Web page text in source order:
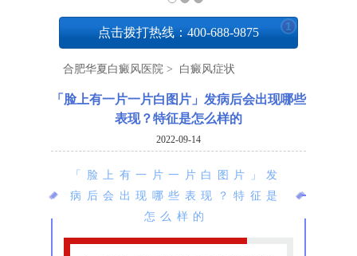
点击拨打热线：400-688-9875 1
合肥华夏白癜风医院 > 白癜风症状
「脸上有一片一片白图片」发病后会出现哪些
表现？特征是怎么样的
2022-09-14
「脸上有一片一片白图片」发
病后会出现哪些表现？特征是
怎么样的